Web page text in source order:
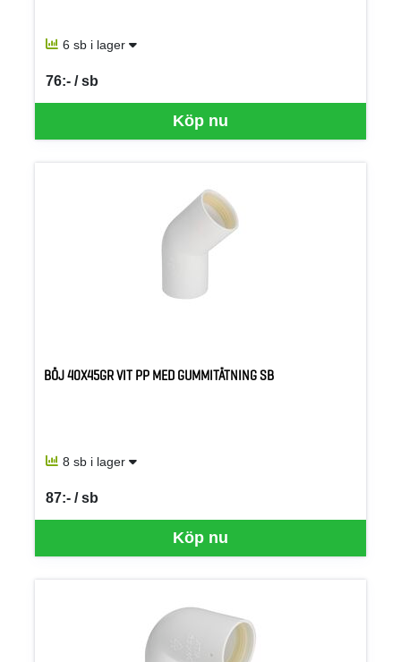
6 sb i lager
Köp nu
76:- / sb
SEK per SB
BÖJ 40X45GR VIT PP MED GUMMITÄTNING SB
8 sb i lager
Köp nu
87:- / sb
SEK per SB